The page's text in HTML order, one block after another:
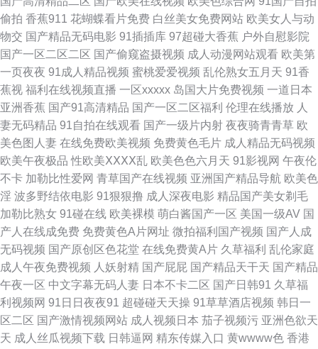
色片性爱 人妖66AV 日韩亚洲成人电影 亚洲伊人大香蕉 91在线婷婷超碰 ts互
干 传媒AV导航 国产精品足交1区 久草久色首页 日韩欧美亚洲成人 午夜福利
98 91c91 97超碰人人爱 成人午夜导航 国产国产国产自拍 久久伊人一品道
欧美老妇BB系列 伪娘白丝内射 91精品福利 av蜜桃网 超碰97精品在线 豆花
福利导航 九九热这里只 欧美女同网站 日韩专区好吊视频 午夜剧院 91午夜福
利影院 大香蕉AV电影 海角传媒AV 欧美波霸OL 日本丝袜足交 婷婷五月花激
情 亚洲色中色电网站 91伦理 操少妇的b 国产精品久久 亚洲麻豆AV一区 91
视频91 国产av成人网站 超碰97最新更新 91国内大片 丰满人妻无码 国产美
女艹B 五月天社区视频 91精品老司机 97影院在线午夜 超碰国产在线 海角久
9高清精品 巨乳老师被艹 人人爱人人肏屄 五月激情爽片 91九色绿帽夫妻
偷拍 香蕉911 花蝴蝶看片免费 白丝美女免费网站 欧美女人与动
物交 国产精品无码电影 91插插库 97超碰大香蕉 户外自慰影院
国产一区二区二区 国产偷窥盗摄视频 成人动漫网站观看 欧美第
一页夜夜 91成人精品视频 蜜桃爱爱视频 乱伦熟女五月天 91香
蕉视 福利在线视频直播 一区xxxxx 岛国大片免费视频 一道日本
亚洲香蕉 国产91高清精品 国产一区二区福利 伦理在线播放 人
妻无码精品 91自拍在线观看 国产一级片内射 夜夜骑青青草 欧
美色图人妻 在线免费欧美视频 免费黄色毛片 成人精品无码视频
欧美午夜极品 性欧美ⅩⅩⅩⅩ乱 欧美色色六月天 91影视网 午夜伦
不卡 加勒比性爱网 青草国产在线视频 亚洲国产精品导航 欧美色
淫 波多野结依电影 91狠狠撸 成人深夜电影 精品国产美女剃毛
加勒比熟女 91碰在线 欧美裸模 萌白酱国产一区 美国一级AV 国
产人在线成免费 免费黄色A片网址 微拍福利国产视频 国产人成
无码视频 国产原创区色花堂 在线免费黄A片 久草福利 乱伦家庭
成人午夜免费视频 人妖射精 国产屁屁 国产精品天干天 国产精品
午夜一区 中文字幕无码人妻 日本不卡二区 国产日韩91 久草福
利视频网 91日日夜夜91 超碰碰天天操 91草草酒店视频 韩日一
区二区 国产激情视频网站 成人视频日本 茄子视频污 亚洲色欲天
天 成人丝瓜视频下载 日韩逼网 精东传媒入口 黄wwww色 香港